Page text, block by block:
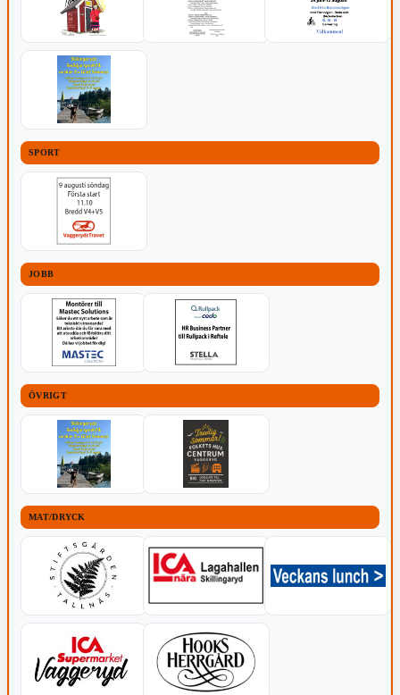
SPORT
JOBB
ÖVRIGT
MAT/DRYCK